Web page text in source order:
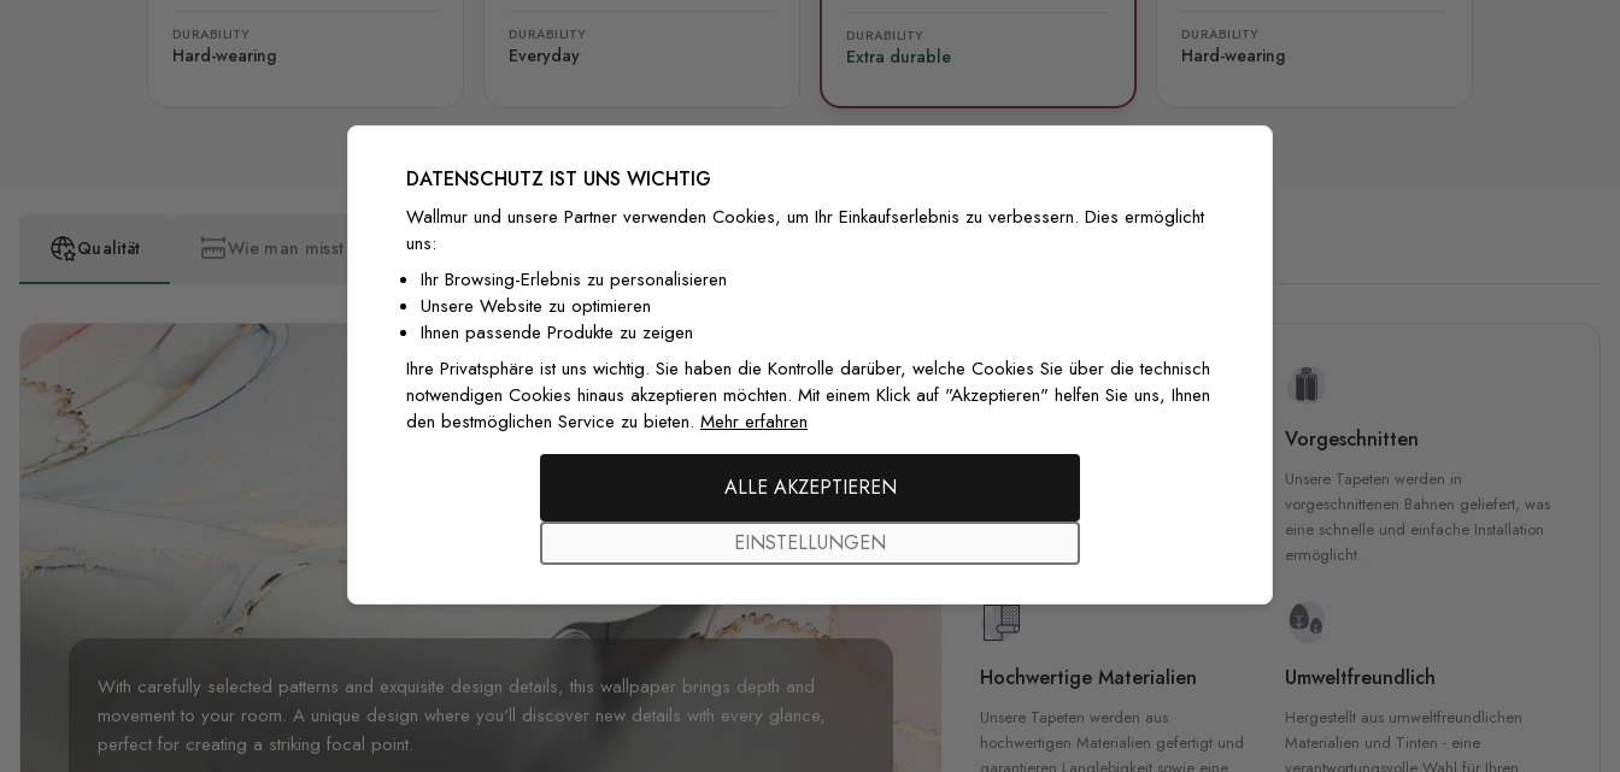
DURABILITY
Hard-wearing
DURABILITY
Everyday
DURABILITY
Extra durable
DURABILITY
Hard-wearing
Qualität Wie man misst Wie man installiert
With carefully selected patterns and exquisite design details, this wallpaper brings depth and
movement to your room. A unique design where you'll discover new details with every glance,
perfect for creating a striking focal point.
zertifizierten Tinten für garantierte
Vorgeschnitten
Unsere Tapeten werden in
vorgeschnittenen Bahnen geliefert, was
eine schnelle und einfache Installation
ermöglicht.
Hochwertige Materialien
Unsere Tapeten werden aus
hochwertigen Materialien gefertigt und
garantieren Langlebigkeit sowie eine
Umweltfreundlich
Hergestellt aus umweltfreundlichen
Materialien und Tinten - eine
verantwortungsvolle Wahl für Ihren
DATENSCHUTZ IST UNS WICHTIG
Wallmur und unsere Partner verwenden Cookies, um Ihr Einkaufserlebnis zu verbessern. Dies ermöglicht
uns:
Ihr Browsing-Erlebnis zu personalisieren
Unsere Website zu optimieren
Ihnen passende Produkte zu zeigen
Ihre Privatsphäre ist uns wichtig. Sie haben die Kontrolle darüber, welche Cookies Sie über die technisch
notwendigen Cookies hinaus akzeptieren möchten. Mit einem Klick auf "Akzeptieren" helfen Sie uns, Ihnen
den bestmöglichen Service zu bieten. Mehr erfahren
ALLE AKZEPTIEREN
EINSTELLUNGEN